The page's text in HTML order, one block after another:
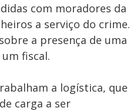
com moradores da
a serviço do crime.
a presença de uma
fiscal.
a logística, que
carga a ser